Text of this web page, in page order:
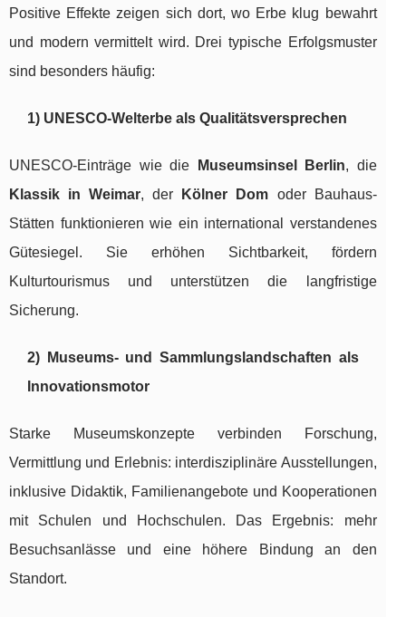
Positive Effekte zeigen sich dort, wo Erbe klug bewahrt
und modern vermittelt wird. Drei typische Erfolgsmuster
sind besonders häufig:
1) UNESCO-Welterbe als Qualitätsversprechen
UNESCO-Einträge wie die Museumsinsel Berlin, die
Klassik in Weimar, der Kölner Dom oder Bauhaus-
Stätten funktionieren wie ein international verstandenes
Gütesiegel. Sie erhöhen Sichtbarkeit, fördern
Kulturtourismus und unterstützen die langfristige
Sicherung.
2) Museums- und Sammlungslandschaften als
Innovationsmotor
Starke Museumskonzepte verbinden Forschung,
Vermittlung und Erlebnis: interdisziplinäre Ausstellungen,
inklusive Didaktik, Familienangebote und Kooperationen
mit Schulen und Hochschulen. Das Ergebnis: mehr
Besuchsanlässe und eine höhere Bindung an den
Standort.